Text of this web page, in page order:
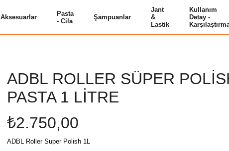
Aksesuarlar
Pasta
- Cila
Şampuanlar
Jant
&
Lastik
Kullanım
Detay -
ADBL ROLLER SÜPER
PASTA 1 LİTRE
₺2.750,00
ADBL Roller Super Polish 1L